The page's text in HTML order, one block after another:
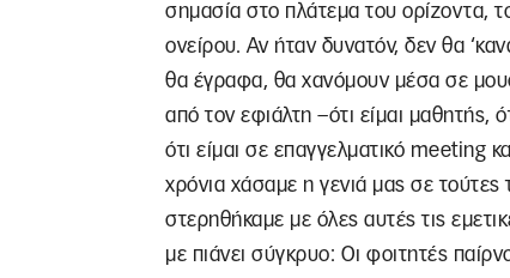
σημασία στο πλάτεμα του ορίζοντα,
ονείρου. Αν ήταν δυνατόν, δεν θα
θα έγραφα, θα χανόμουν μέσα σε
από τον εφιάλτη –ότι είμαι μαθητής,
ότι είμαι σε επαγγελματικό meeting
χρόνια χάσαμε η γενιά μας σε τούτες
στερηθήκαμε με όλες αυτές τις
με πιάνει σύγκρυο: Οι φοιτητές